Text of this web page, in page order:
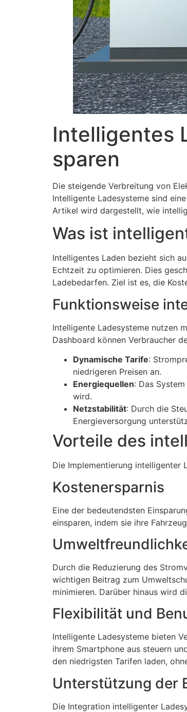
Intelligentes
sparen
Die steigende Verbreitung von
Intelligente Ladesysteme sind
Artikel wird dargestellt, wie
Was ist
Intelligentes Laden bezieht sich
Echtzeit zu optimieren. Dies
Ladebedarfen. Ziel ist es, die
Funktionsweise
Intelligente Ladesysteme nutzen
Dashboard können Verbraucher
Dynamische Tarife:
niedrigeren Preisen an.
Energiequellen: Das
wird.
Netzstabilität: Durch die
Energieversorgung
Vorteile des
Die Implementierung intelligenter
Kostenersparnis
Eine der bedeutendsten
einsparen, indem sie ihre
Durch die Reduzierung des
wichtigen Beitrag zum
minimieren. Darüber hinaus wird
Flexibilität und
Intelligente Ladesysteme bieten
ihrem Smartphone aus steuern
den niedrigsten Tarifen laden,
Unterstützung der
Die Integration intelligenter